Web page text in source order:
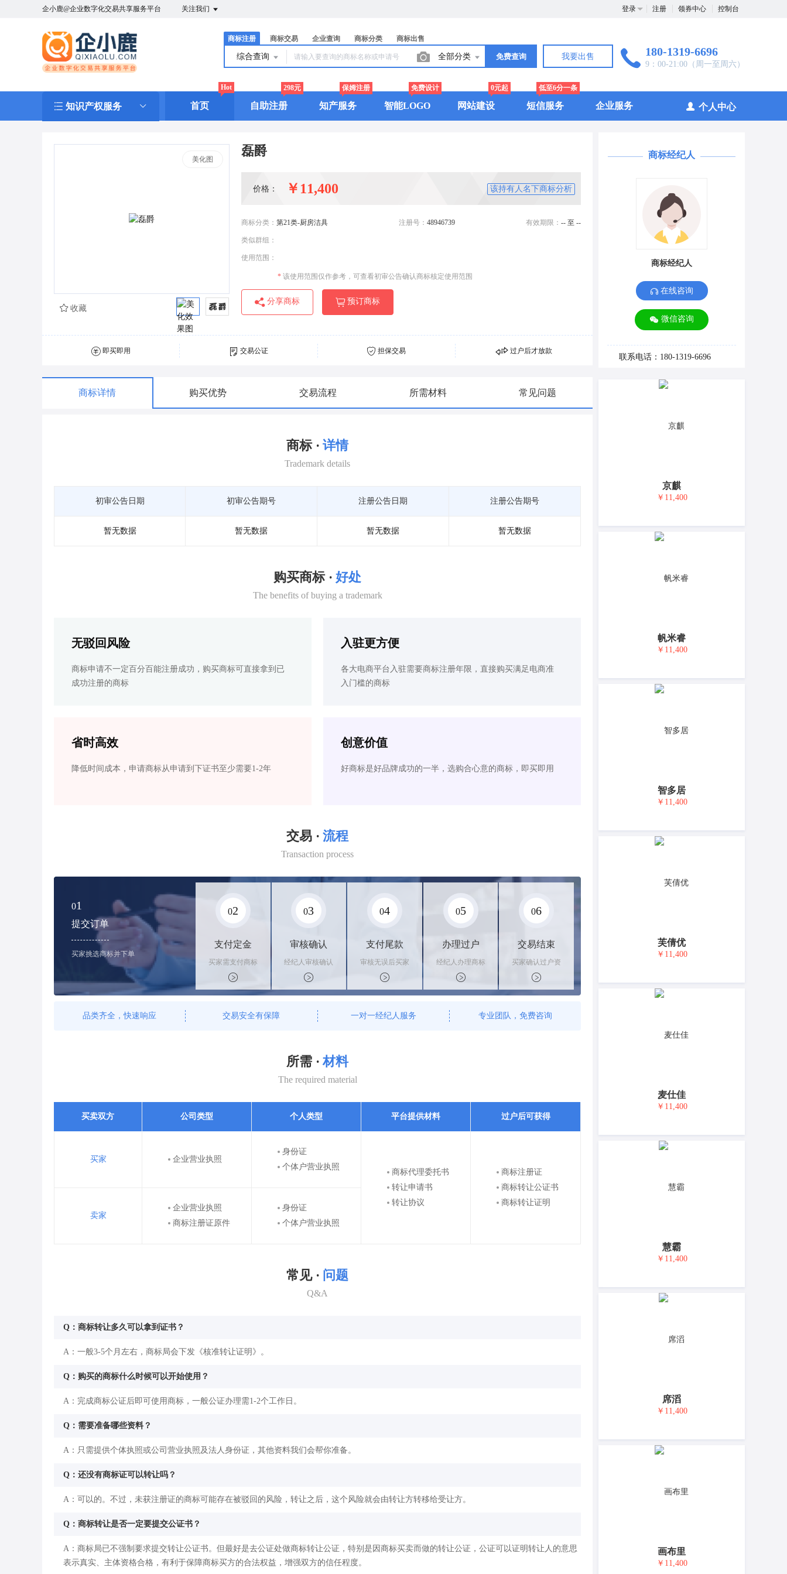
企小鹿@企业数字化交易共享服务平台 关注我们 登录 注册 领券中心 控制台
商标注册 商标交易 企业查询 商标分类 商标出售
综合查询 全部分类 免费查询 我要出售 180-1319-6696
9：00-21:00（周一至周六）
知识产权服务 首页
Hot
自助注册
298元
知产服务
保姆注册
智能LOGO
免费设计
网站建设
0元起
短信服务
低至6分一条
企业服务 个人中心
美化图
磊爵
价格： ￥11,400 该持有人名下商标分析
商标分类： 第21类-厨房洁具 注册号： 48946739 有效期限： -- 至 --
类似群组：
使用范围：
* 该使用范围仅作参考，可查看初审公告确认商标核定使用范围
分享商标 预订商标
收藏
即买即用 交易公证 担保交易 过户后才放款
商标详情 购买优势 交易流程 所需材料 常见问题
商标 · 详情
Trademark details
初审公告日期 初审公告期号 注册公告日期 注册公告期号
暂无数据 暂无数据 暂无数据 暂无数据
购买商标 · 好处
The benefits of buying a trademark
无驳回风险
商标申请不一定百分百能注册成功，购买商标可直接拿到已
成功注册的商标
入驻更方便
各大电商平台入驻需要商标注册年限，直接购买满足电商准
入门槛的商标
省时高效
降低时间成本，申请商标从申请到下证书至少需要1-2年
创意价值
好商标是好品牌成功的一半，选购合心意的商标，即买即用
交易 · 流程
Transaction process
01
提交订单
买家挑选商标并下单
02
支付定金
买家需支付商标
标价的100%的
购买订金
03
审核确认
经纪人审核确认
商标状态
04
支付尾款
审核无误后买家
支付尾款，卖家
办理相关手续
05
办理过户
经纪人办理商标
转让手续，交付
相关证书
06
交易结束
买家确认过户资
料后，平台解冻
资金支付卖家
品类齐全，快速响应 交易安全有保障 一对一经纪人服务 专业团队，免费咨询
所需 · 材料
The required material
买卖双方 公司类型 个人类型 平台提供材料 过户后可获得
买家 企业营业执照
身份证
个体户营业执照
商标代理委托书
转让申请书
转让协议
商标注册证
商标转让公证书
商标转让证明
卖家
企业营业执照
商标注册证原件
身份证
个体户营业执照
常见 · 问题
Q&A
Q：商标转让多久可以拿到证书？
A：一般3-5个月左右，商标局会下发《核准转让证明》。
Q：购买的商标什么时候可以开始使用？
A：完成商标公证后即可使用商标，一般公证办理需1-2个工作日。
Q：需要准备哪些资料？
A：只需提供个体执照或公司营业执照及法人身份证，其他资料我们会帮你准备。
Q：还没有商标证可以转让吗？
A：可以的。不过，未获注册证的商标可能存在被驳回的风险，转让之后，这个风险就会由转让方转移给受让方。
Q：商标转让是否一定要提交公证书？
A：商标局已不强制要求提交转让公证书。但最好是去公证处做商标转让公证，特别是因商标买卖而做的转让公证，公证可以证明转让人的意思
表示真实、主体资格合格，有利于保障商标买方的合法权益，增强双方的信任程度。
商标经纪人
商标经纪人
在线咨询
微信咨询
联系电话：180-1319-6696
京麒
￥11,400
帆米睿
￥11,400
智多居
￥11,400
芙倩优
￥11,400
麦仕佳
￥11,400
慧霸
￥11,400
席滔
￥11,400
画布里
￥11,400